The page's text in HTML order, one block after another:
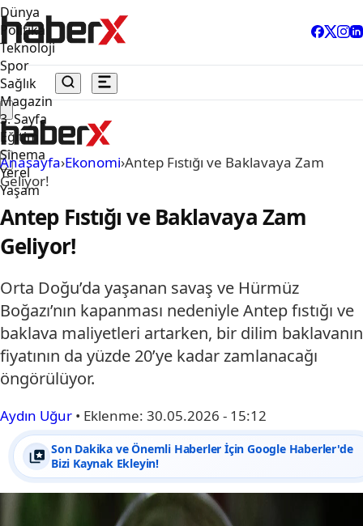
Dünya
Politika
Teknoloji
Spor
Sağlık
Magazin
3. Sayfa
Eğitim
Sinema
Yerel
Yaşam
Anasayfa›Ekonomi›Antep Fıstığı ve Baklavaya Zam
Geliyor!
Antep Fıstığı ve Baklavaya Zam
Geliyor!
Orta Doğu’da yaşanan savaş ve Hürmüz
Boğazı’nın kapanması nedeniyle Antep fıstığı ve
baklava maliyetleri artarken, bir dilim baklavanın
fiyatının da yüzde 20’ye kadar zamlanacağı
öngörülüyor.
Aydın Uğur • Eklenme: 30.05.2026 - 15:12
Son Dakika ve Önemli Haberler İçin Google Haberler'de
Bizi Kaynak Ekleyin!